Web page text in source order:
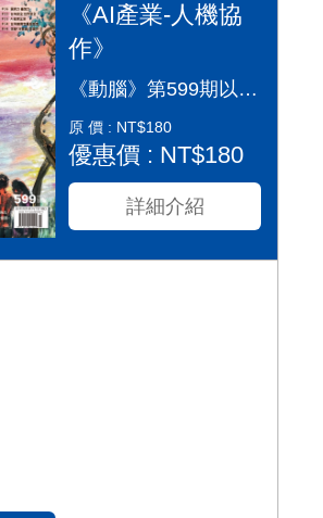
《AI產業-人機協
作》
《動腦》第599期以「AI產業：人機協作」為封面故事，探討AI從「造夢期」邁入「落地應用」的關鍵變革。本期深入剖析2026年AI產業全景，涵蓋代理型AI（Agentic AI）如何重塑顧客旅程、企業導入實戰指南及風險治理。透過專家觀點，解構從智慧金融到行銷流程的自動化轉型，並探討「人機協作」模式下，行銷人如何從軟體操作者轉變為AI指揮官，在矽基與碳基共存的時代，將算力轉化為驅動企業長期成長的關鍵動能，打造更有溫度的未來生活。
原 價 : NT$180
優惠價 : NT$180
詳細介紹